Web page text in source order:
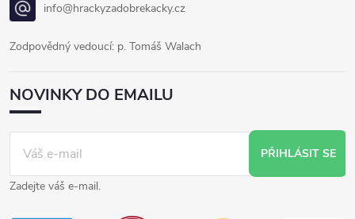
info@hrackyzadobrekacky.cz
Zodpovědný vedoucí: p. Tomáš Walach
NOVINKY DO EMAILU
PŘIHLÁSIT SE
Zadejte váš e-mail.